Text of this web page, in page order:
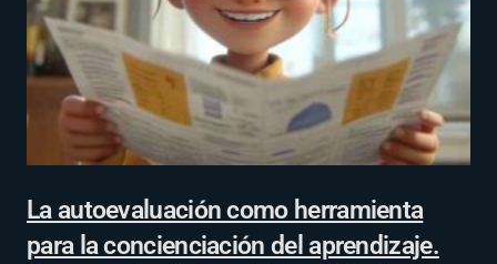
La autoevaluación como herramienta
para la concienciación del aprendizaje.